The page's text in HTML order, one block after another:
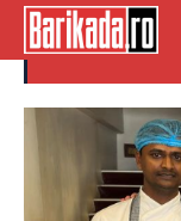
bucatar